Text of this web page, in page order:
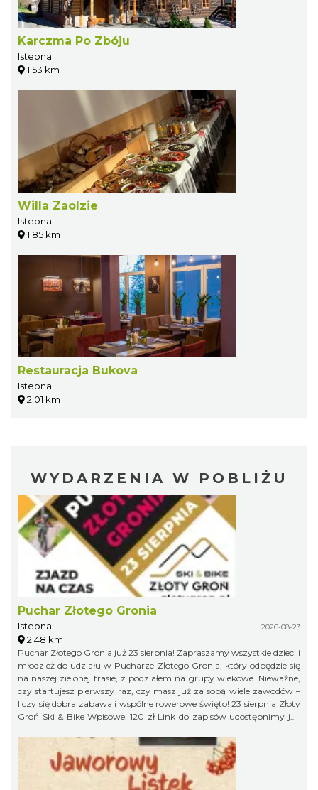
Karczma Po Zbóju
Istebna
1.53 km
Willa Zaolzie
Istebna
1.85 km
Restauracja Bukova
Istebna
2.01 km
WYDARZENIA W POBLIŻU
Puchar Złotego Gronia
Istebna 2026-08-23
2.48 km
Puchar Złotego Gronia już 23 sierpnia! Zapraszamy wszystkie dzieci i
młodzież do udziału w Pucharze Złotego Gronia, który odbędzie się
na naszej zielonej trasie, z podziałem na grupy wiekowe. Nieważne,
czy startujesz pierwszy raz, czy masz już za sobą wiele zawodów –
liczy się dobra zabawa i wspólne rowerowe święto! 23 sierpnia Złoty
Groń Ski & Bike Wpisowe: 120 zł Link do zapisów udostępnimy już